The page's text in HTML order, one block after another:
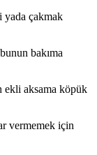
yada çakmak
bakıma
ekli aksama köpük
vermemek için